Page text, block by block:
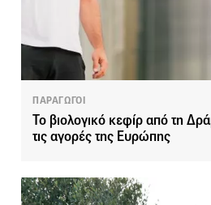
ΠΑΡΑΓΩΓΟΙ
Το βιολογικό κεφίρ από τη
τις αγορές της Ευρώπης